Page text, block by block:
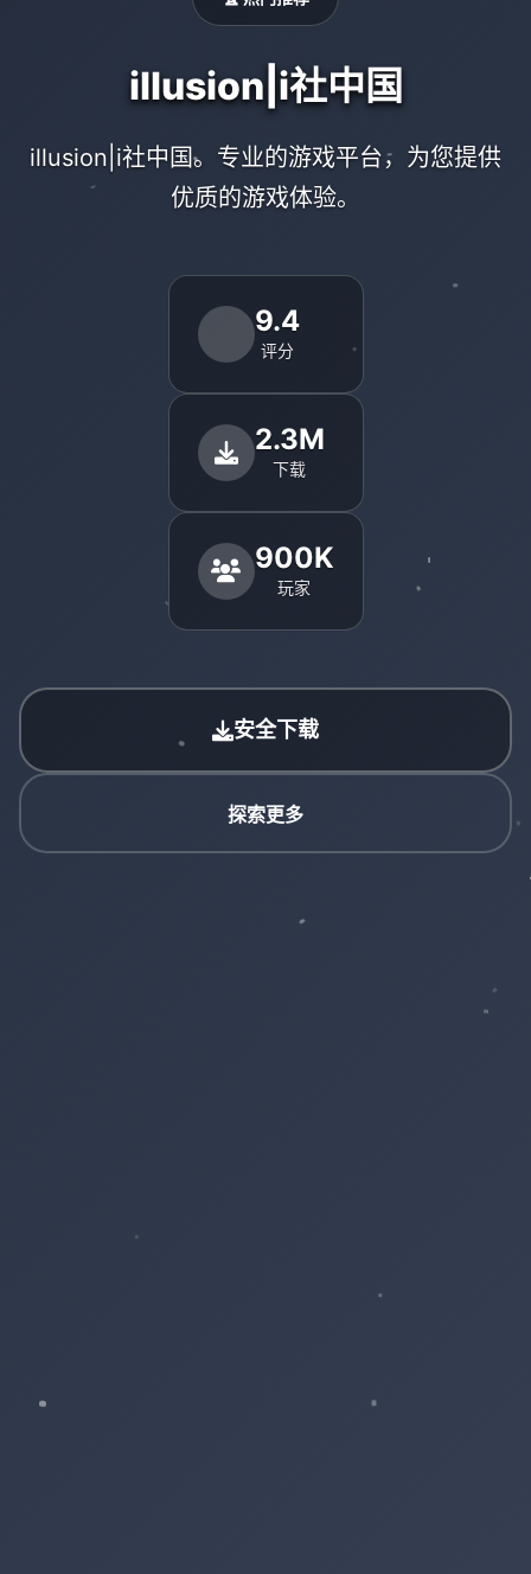
illusion|i社中国
illusion|i社中国。专业的游戏平台，为您提供
优质的游戏体验。
9.4
评分
2.3M
下载
900K
玩家
安全下载
探索更多